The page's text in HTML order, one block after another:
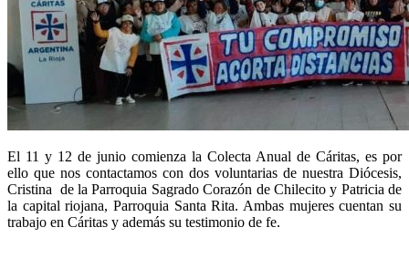
El 11 y 12 de junio comienza la Colecta Anual de Cáritas, es por
ello que nos contactamos con dos voluntarias de nuestra Diócesis,
Cristina de la Parroquia Sagrado Corazón de Chilecito y Patricia de
la capital riojana, Parroquia Santa Rita. Ambas mujeres cuentan su
trabajo en Cáritas y además su testimonio de fe.